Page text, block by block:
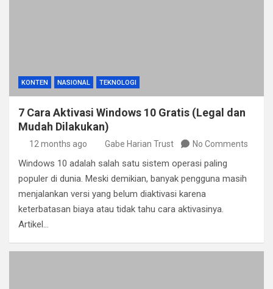
KONTEN NASIONAL TEKNOLOGI
7 Cara Aktivasi Windows 10 Gratis (Legal dan
Mudah Dilakukan)
12 months ago Gabe Harian Trust No Comments
Windows 10 adalah salah satu sistem operasi paling
populer di dunia. Meski demikian, banyak pengguna masih
menjalankan versi yang belum diaktivasi karena
keterbatasan biaya atau tidak tahu cara aktivasinya.
Artikel…